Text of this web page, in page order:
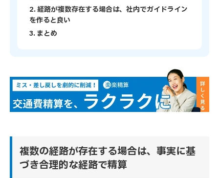
2. 経路が複数存在する場合は、社内でガイドライン
を作ると良い
3. まとめ
複数の経路が存在する場合は、事実に基
づき合理的な経路で精算